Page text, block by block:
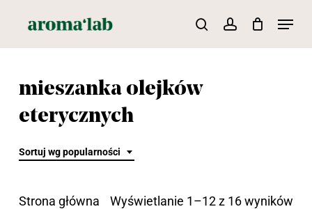
content
searchaccount
Menu
mieszanka olejków
eterycznych
Sortuj wg popularności
Wyświetlanie 1–12 z 16 wyników
Strona główna